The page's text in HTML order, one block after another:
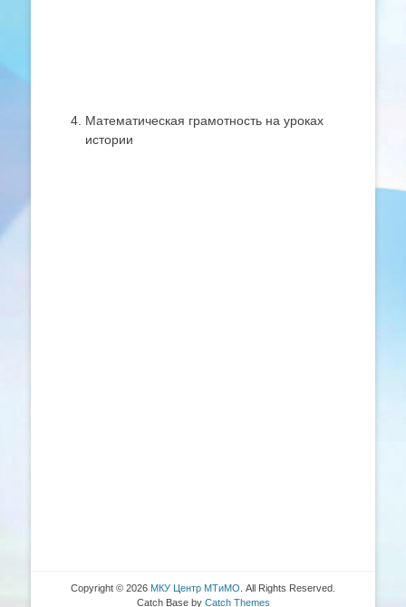
Математическая грамотность на уроках
истории
Copyright © 2026 МКУ Центр МТиМО . All Rights Reserved.
Catch Base by Catch Themes